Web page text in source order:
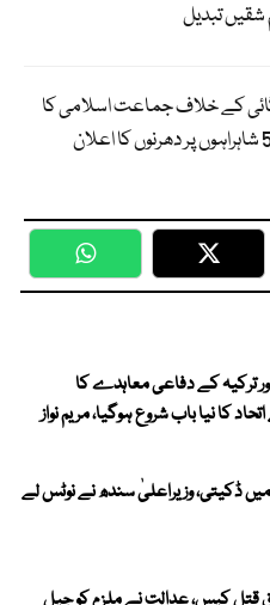
شقیں تبدیل
کے خلاف جماعت اسلامی کا
WhatsApp
ترکیہ کے دفاعی معاہدے کا
کا نیا باب شروع ہوگیا، مریم نواز
ڈکیتی، وزیراعلیٰ سندھ نے نوٹس لے